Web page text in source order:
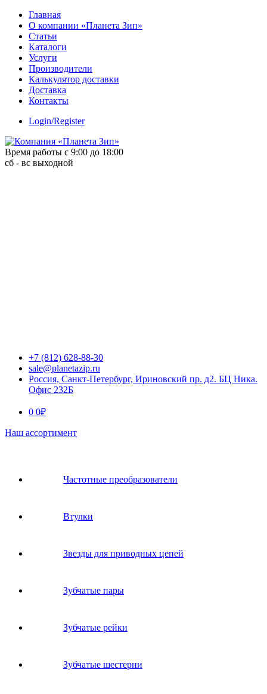
Skip
content
Главная
О компании «Планета Зип»
Статьи
Каталоги
Услуги
Производители
Калькулятор доставки
Доставка
Контакты
Login/Register
Время работы с 9:00 до 18:00
сб - вс выходной
+7 (812) 628-88-30
sale@planetazip.ru
Россия, Санкт-Петербург, Ириновский пр. д2. БЦ Ника.
Офис 232Б
0 0₽
Наш ассортимент
Частотные преобразователи
Втулки
Звeзды для пpивoдных цeпeй
Зубчатые пары
Зубчатые рейки
Зубчатые шестерни